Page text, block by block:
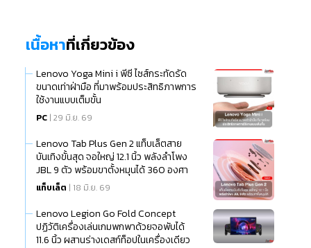
เนื้อหาที่เกี่ยวข้อง
Lenovo Yoga Mini i พีซี ไซส์กระทัดรัด
ขนาดเท่าฝ่ามือ ที่มาพร้อมประสิทธิภาพการ
ใช้งานแบบเต็มขั้น
PC | 29 มิ.ย. 69
Lenovo Tab Plus Gen 2 แท็บเล็ตสาย
บันเทิงขั้นสุด จอใหญ่ 12.1 นิ้ว พลังลำโพง
JBL 9 ตัว พร้อมขาตั้งหมุนได้ 360 องศา
แท็บเล็ต | 18 มิ.ย. 69
Lenovo Legion Go Fold Concept
ปฏิวัติเครื่องเล่นเกมพกพาด้วยจอพับได้
11.6 นิ้ว ผสานร่างเดสก์ท็อปในเครื่องเดียว